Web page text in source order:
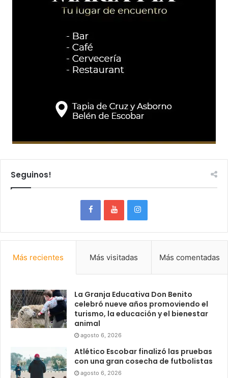
Seguinos!
Más recientes Más visitadas Más comentadas
La Granja Educativa Don Benito
celebró nueve años promoviendo el
turismo, la educación y el bienestar
animal
agosto 6, 2026
Atlético Escobar finalizó las pruebas
con una gran cosecha de futbolistas
agosto 6, 2026